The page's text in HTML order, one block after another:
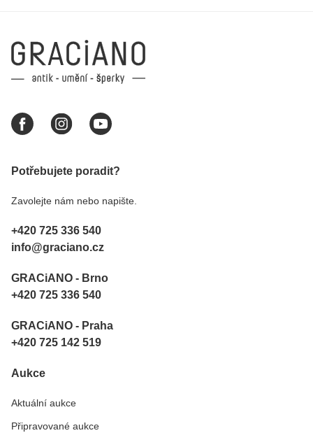
Potřebujete poradit?
Zavolejte nám nebo napište.
+420 725 336 540
info@graciano.cz
GRACiANO - Brno
+420 725 336 540
GRACiANO - Praha
+420 725 142 519
Aukce
Aktuální aukce
Připravované aukce